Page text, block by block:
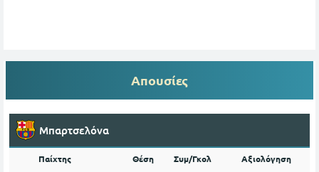
Απουσίες
Μπαρτσελόνα
Παίχτης Θέση Συμ/Γκολ Αξιολόγηση